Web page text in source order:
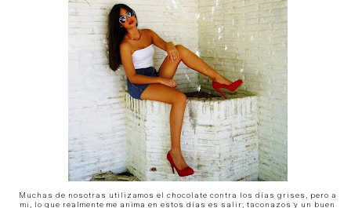
Muchas de nosotras utilizamos el chocolate contra los días grises, pero a
mi, lo que realmente me anima en estos días es salir; taconazos y un buen